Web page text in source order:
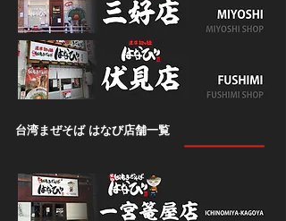
台湾まぜそば はなび店舗一覧